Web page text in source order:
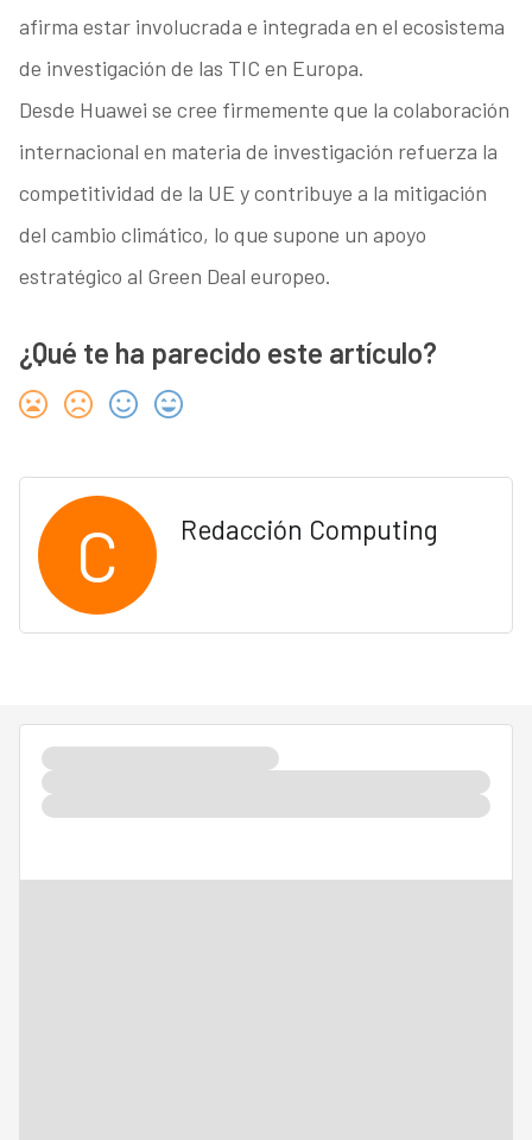
afirma estar involucrada e integrada en el ecosistema
de investigación de las TIC en Europa.
Desde Huawei se cree firmemente que la colaboración
internacional en materia de investigación refuerza la
competitividad de la UE y contribuye a la mitigación
del cambio climático, lo que supone un apoyo
estratégico al Green Deal europeo.
¿Qué te ha parecido este artículo?
C Redacción Computing